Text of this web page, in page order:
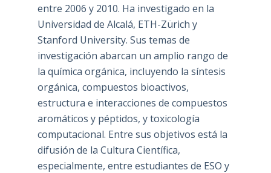
entre 2006 y 2010. Ha investigado en la
Universidad de Alcalá, ETH-Zürich y
Stanford University. Sus temas de
investigación abarcan un amplio rango de
la química orgánica, incluyendo la síntesis
orgánica, compuestos bioactivos,
estructura e interacciones de compuestos
aromáticos y péptidos, y toxicología
computacional. Entre sus objetivos está la
difusión de la Cultura Científica,
especialmente, entre estudiantes de ESO y